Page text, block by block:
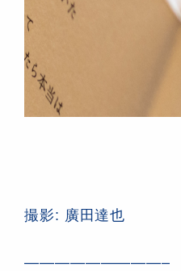
撮影: 廣田達也
—————————–